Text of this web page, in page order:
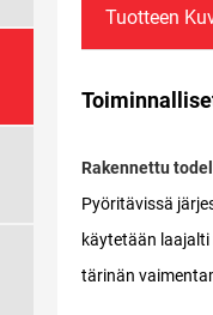
Tuotteen
Rakennettu
Pyöritävissä
käytetään
tärinän